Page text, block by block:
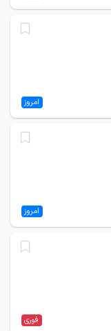
امروز
امروز
فوری